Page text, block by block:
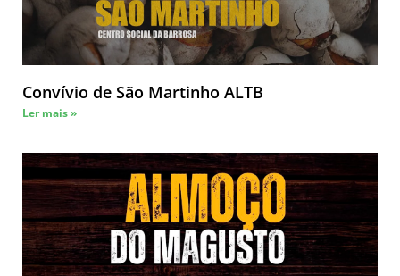
Convívio de São Martinho ALTB
Ler mais »